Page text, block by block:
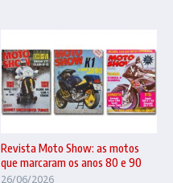
Revista Moto Show: as motos
que marcaram os anos 80 e 90
26/06/2026